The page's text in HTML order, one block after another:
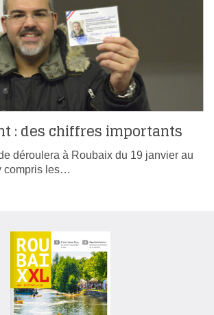
: des chiffres importants
déroulera à Roubaix du 19 janvier au
compris les…